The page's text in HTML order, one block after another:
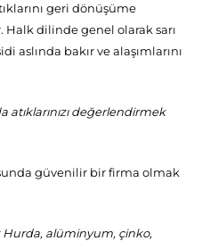
geri dönüşüme
Halk dilinde genel olarak sarı
aslında bakır ve alaşımlarını
atıklarınızı değerlendirmek
güvenilir bir firma olmak
Hurda, alüminyum, çinko,